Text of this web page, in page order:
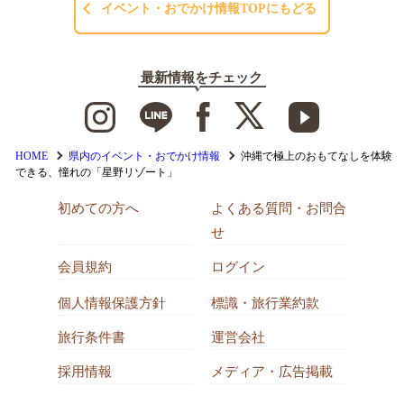
イベント・おでかけ情報TOPにもどる
最新情報をチェック
HOME 県内のイベント・おでかけ情報
沖縄で極上のおもてなしを体験
できる、憧れの「星野リゾート」
初めての方へ
よくある質問・お問合
せ
会員規約 ログイン
個人情報保護方針 標識・旅行業約款
旅行条件書 運営会社
採用情報 メディア・広告掲載